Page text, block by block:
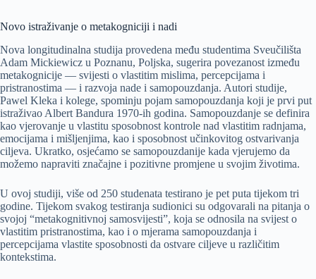
Novo istraživanje o metakogniciji i nadi
Nova longitudinalna studija provedena među studentima Sveučilišta
Adam Mickiewicz u Poznanu, Poljska, sugerira povezanost između
metakognicije — svijesti o vlastitim mislima, percepcijama i
pristranostima — i razvoja nade i samopouzdanja. Autori studije,
Pawel Kleka i kolege, spominju pojam samopouzdanja koji je prvi put
istraživao Albert Bandura 1970-ih godina. Samopouzdanje se definira
kao vjerovanje u vlastitu sposobnost kontrole nad vlastitim radnjama,
emocijama i mišljenjima, kao i sposobnost učinkovitog ostvarivanja
ciljeva. Ukratko, osjećamo se samopouzdanije kada vjerujemo da
možemo napraviti značajne i pozitivne promjene u svojim životima.
U ovoj studiji, više od 250 studenata testirano je pet puta tijekom tri
godine. Tijekom svakog testiranja sudionici su odgovarali na pitanja o
svojoj “metakognitivnoj samosvijesti”, koja se odnosila na svijest o
vlastitim pristranostima, kao i o mjerama samopouzdanja i
percepcijama vlastite sposobnosti da ostvare ciljeve u različitim
kontekstima.